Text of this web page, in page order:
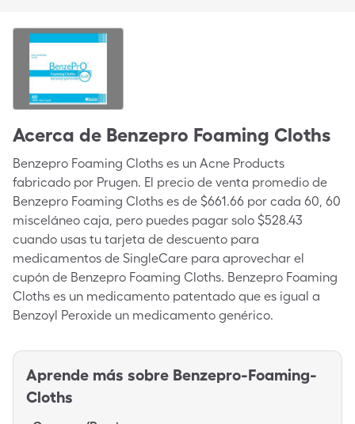
Acerca de Benzepro Foaming Cloths
Benzepro Foaming Cloths es un Acne Products
fabricado por Prugen. El precio de venta promedio de
Benzepro Foaming Cloths es de $661.66 por cada 60, 60
misceláneo caja, pero puedes pagar solo $528.43
cuando usas tu tarjeta de descuento para
medicamentos de SingleCare para aprovechar el
cupón de Benzepro Foaming Cloths. Benzepro Foaming
Cloths es un medicamento patentado que es igual a
Benzoyl Peroxide un medicamento genérico.
Aprende más sobre Benzepro-Foaming-
Cloths